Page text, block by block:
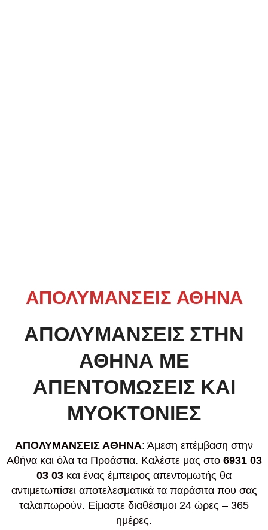
ΑΠΟΛΥΜΑΝΣΕΙΣ ΑΘΗΝΑ
ΑΠΟΛΥΜΑΝΣΕΙΣ ΣΤΗΝ
ΑΘΗΝΑ ΜΕ
ΑΠΕΝΤΟΜΩΣΕΙΣ ΚΑΙ
ΜΥΟΚΤΟΝΙΕΣ
ΑΠΟΛΥΜΑΝΣΕΙΣ ΑΘΗΝΑ: Άμεση επέμβαση στην
Αθήνα και όλα τα Προάστια. Καλέστε μας στο 6931 03
03 03 και ένας έμπειρος απεντομωτής θα
αντιμετωπίσει αποτελεσματικά τα παράσιτα που σας
ταλαιπωρούν. Είμαστε διαθέσιμοι 24 ώρες – 365
ημέρες.